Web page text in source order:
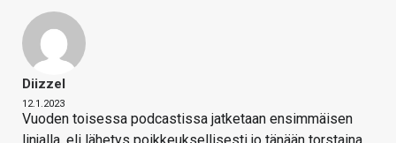
Diizzel
12.1.2023
Vuoden toisessa podcastissa jatketaan ensimmäisen